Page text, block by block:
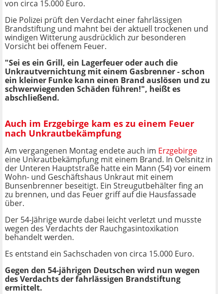
von circa 15.000 Euro.
Die Polizei prüft den Verdacht einer fahrlässigen
Brandstiftung und mahnt bei der aktuell trockenen und
windigen Witterung ausdrücklich zur besonderen
Vorsicht bei offenem Feuer.
"Sei es ein Grill, ein Lagerfeuer oder auch die
Unkrautvernichtung mit einem Gasbrenner - schon
ein kleiner Funke kann einen Brand auslösen und zu
schwerwiegenden Schäden führen!", heißt es
abschließend.
Auch im Erzgebirge kam es zu einem Feuer
nach Unkrautbekämpfung
Am vergangenen Montag endete auch im Erzgebirge
eine Unkrautbekämpfung mit einem Brand. In Oelsnitz in
der Unteren Hauptstraße hatte ein Mann (54) vor einem
Wohn- und Geschäftshaus Unkraut mit einem
Bunsenbrenner beseitigt. Ein Streugutbehälter fing an
zu brennen, und das Feuer griff auf die Hausfassade
über.
Der 54-Jährige wurde dabei leicht verletzt und musste
wegen des Verdachts der Rauchgasintoxikation
behandelt werden.
Es entstand ein Sachschaden von circa 15.000 Euro.
Gegen den 54-jährigen Deutschen wird nun wegen
des Verdachts der fahrlässigen Brandstiftung
ermittelt.